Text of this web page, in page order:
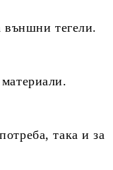
външни тегели.
така и за